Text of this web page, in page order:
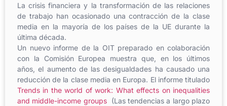
La crisis financiera y la transformación de las relaciones
de trabajo han ocasionado una contracción de la clase
media en la mayoría de los países de la UE durante la
última década.
Un nuevo informe de la OIT preparado en colaboración
con la Comisión Europea muestra que, en los últimos
años, el aumento de las desigualdades ha causado una
reducción de la clase media en Europa. El informe titulado
Trends in the world of work: What effects on inequalities
and middle-income groups (Las tendencias a largo plazo